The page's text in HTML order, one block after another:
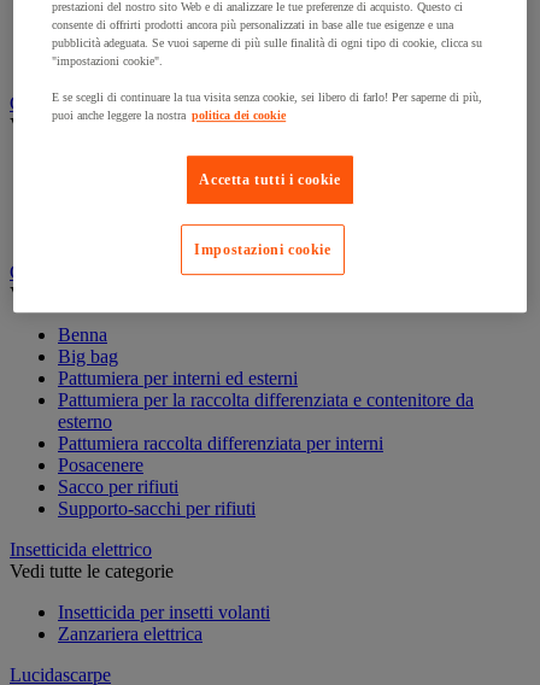
Accessori per carrello per pulizie
Carrello per pulizie
Secchio per pulizie
Carta igienica e fazzoletti
Vedi tutte le categorie
Rotolo formato maxi
Rotolo formato piccolo
Gestione dei rifiuti
Vedi tutte le categorie
Benna
Big bag
Pattumiera per interni ed esterni
Pattumiera per la raccolta differenziata e contenitore da
esterno
Pattumiera raccolta differenziata per interni
Posacenere
Sacco per rifiuti
Supporto-sacchi per rifiuti
Insetticida elettrico
Vedi tutte le categorie
Insetticida per insetti volanti
Zanzariera elettrica
Lucidascarpe
prestazioni del nostro sito Web e di analizzare le tue preferenze di acquisto. Questo ci
consente di offrirti prodotti ancora più personalizzati in base alle tue esigenze e una
pubblicità adeguata. Se vuoi saperne di più sulle finalità di ogni tipo di cookie, clicca su
"impostazioni cookie".
E se scegli di continuare la tua visita senza cookie, sei libero di farlo! Per saperne di più,
puoi anche leggere la nostra politica dei cookie
Accetta tutti i cookie
Impostazioni cookie